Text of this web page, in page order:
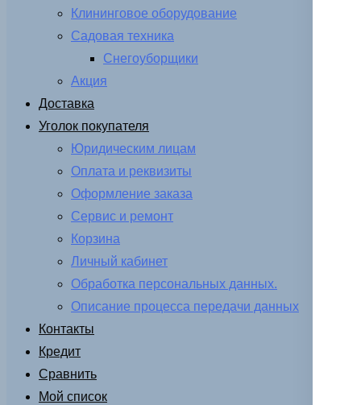
Клининговое оборудование
Садовая техника
Снегоуборщики
Акция
Доставка
Уголок покупателя
Юридическим лицам
Оплата и реквизиты
Оформление заказа
Сервис и ремонт
Корзина
Личный кабинет
Обработка персональных данных.
Описание процесса передачи данных
Контакты
Кредит
Сравнить
Мой список